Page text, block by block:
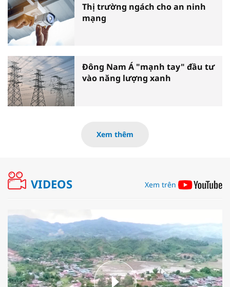
Thị trường ngách cho an ninh
mạng
Đông Nam Á "mạnh tay" đầu tư
vào năng lượng xanh
Xem thêm
VIDEOS Xem trên